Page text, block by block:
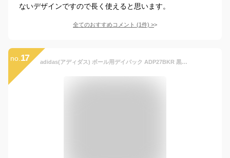
ないデザインですので長く使えると思います。
全てのおすすめコメント (1件) >
no. 17 adidas(アディダス) ボール用デイパック ADP27BKR 黒×赤